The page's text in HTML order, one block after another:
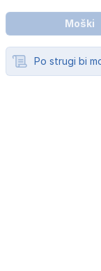
Moški
Po strugi bi